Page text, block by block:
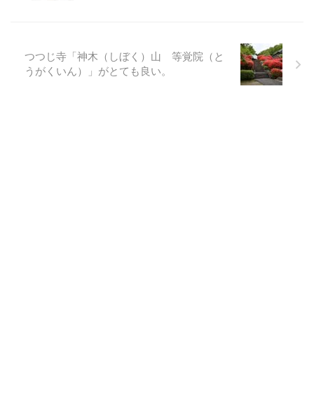
つつじ寺「神木（しぼく）山 等覚院（と
うがくいん）」がとても良い。